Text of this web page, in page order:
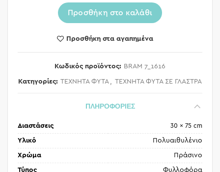
Προσθήκη στο καλάθι
Προσθήκη στα αγαπημένα
Κωδικός προϊόντος: BRAM 7_1616
Κατηγορίες: ΤΕΧΝΗΤΑ ΦΥΤΑ , ΤΕΧΝΗΤΑ ΦΥΤΑ ΣΕ ΓΛΑΣΤΡΑ
ΠΛΗΡΟΦΟΡΙΕΣ
Διαστάσεις 30 × 75 cm
Υλικό Πολυαιθυλένιο
Χρώμα Πράσινο
Τύπος Φυλλοφόρα